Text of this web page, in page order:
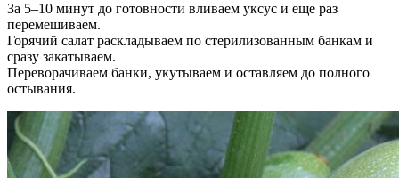
За 5–10 минут до готовности вливаем уксус и еще раз
перемешиваем.
Горячий салат раскладываем по стерилизованным банкам и
сразу закатываем.
Переворачиваем банки, укутываем и оставляем до полного
остывания.